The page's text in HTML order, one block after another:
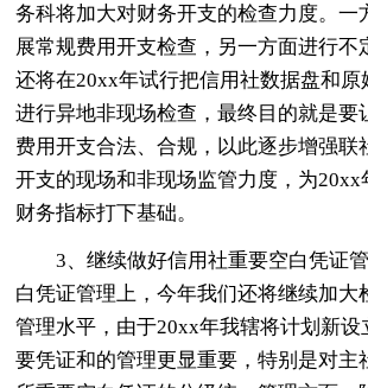
务科将加大对财务开支的检查力度。一
展常规费用开支检查，另一方面进行不
还将在20xx年试行把信用社数据盘和原
进行异地非现场检查，最终目的就是要
费用开支合法、合规，以此逐步增强联
开支的现场和非现场监管力度，为20xx
财务指标打下基础。
3、继续做好信用社重要空白凭证管
白凭证管理上，今年我们还将继续加大
管理水平，由于20xx年我辖将计划新设
要凭证和的管理更显重要，特别是对主